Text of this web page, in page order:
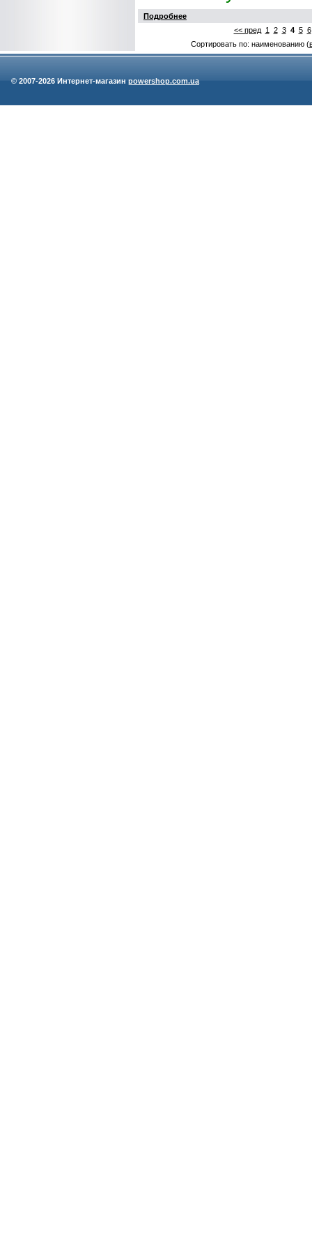
Подробнее
<< пред
1 2 3 4 5 6
Сортировать по: наименованию (
© 2007-2026 Интернет-магазин powershop.com.ua